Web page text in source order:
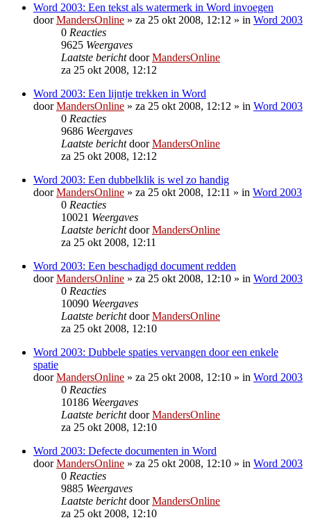
Word 2003: Een tekst als watermerk in Word invoegen
doorMandersOnline » za 25 okt 2008, 12:12 » in Word 2003
0 Reacties
9625 Weergaves
Laatste berichtdoorMandersOnline
za 25 okt 2008, 12:12
Word 2003: Een lijntje trekken in Word
doorMandersOnline » za 25 okt 2008, 12:12 » in Word 2003
0 Reacties
9686 Weergaves
Laatste berichtdoorMandersOnline
za 25 okt 2008, 12:12
Word 2003: Een dubbelklik is wel zo handig
doorMandersOnline » za 25 okt 2008, 12:11 » in Word 2003
0 Reacties
10021 Weergaves
Laatste berichtdoorMandersOnline
za 25 okt 2008, 12:11
Word 2003: Een beschadigd document redden
doorMandersOnline » za 25 okt 2008, 12:10 » in Word 2003
0 Reacties
10090 Weergaves
Laatste berichtdoorMandersOnline
za 25 okt 2008, 12:10
Word 2003: Dubbele spaties vervangen door een enkele
spatie
doorMandersOnline » za 25 okt 2008, 12:10 » in Word 2003
0 Reacties
10186 Weergaves
Laatste berichtdoorMandersOnline
za 25 okt 2008, 12:10
Word 2003: Defecte documenten in Word
doorMandersOnline » za 25 okt 2008, 12:10 » in Word 2003
0 Reacties
9885 Weergaves
Laatste berichtdoorMandersOnline
za 25 okt 2008, 12:10